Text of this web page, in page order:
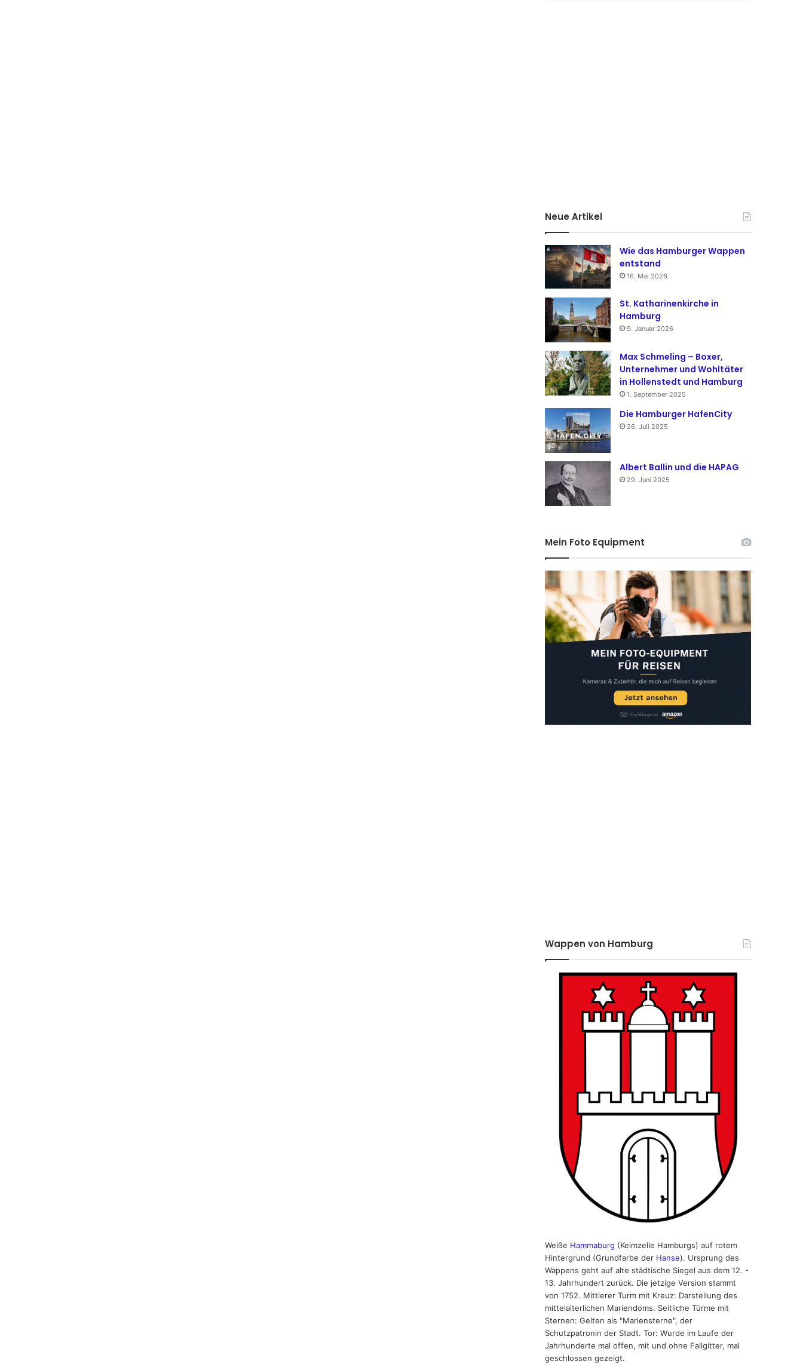
Neue Artikel
Wie das Hamburger Wappen
entstand
16. Mai 2026
St. Katharinenkirche in
Hamburg
9. Januar 2026
Max Schmeling – Boxer,
Unternehmer und Wohltäter
in Hollenstedt und Hamburg
1. September 2025
Die Hamburger HafenCity
26. Juli 2025
Albert Ballin und die HAPAG
29. Juni 2025
Mein Foto Equipment
Wappen von Hamburg
Weiße Hammaburg (Keimzelle Hamburgs) auf rotem
Hintergrund (Grundfarbe der Hanse). Ursprung des
Wappens geht auf alte städtische Siegel aus dem 12. -
13. Jahrhundert zurück. Die jetzige Version stammt
von 1752. Mittlerer Turm mit Kreuz: Darstellung des
mittelalterlichen Mariendoms. Seitliche Türme mit
Sternen: Gelten als "Mariensterne", der
Schutzpatronin der Stadt. Tor: Wurde im Laufe der
Jahrhunderte mal offen, mit und ohne Fallgitter, mal
geschlossen gezeigt.